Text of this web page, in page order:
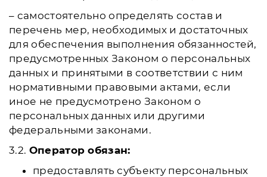
– самостоятельно определять состав и
перечень мер, необходимых и достаточных
для обеспечения выполнения обязанностей,
предусмотренных Законом о персональных
данных и принятыми в соответствии с ним
нормативными правовыми актами, если
иное не предусмотрено Законом о
персональных данных или другими
федеральными законами.
3.2. Оператор обязан:
предоставлять субъекту персональных